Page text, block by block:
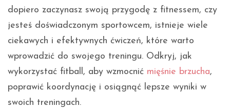
dopiero zaczynasz swoją przygodę z fitnessem, czy
jesteś doświadczonym sportowcem, istnieje wiele
ciekawych i efektywnych ćwiczeń, które warto
wprowadzić do swojego treningu. Odkryj, jak
wykorzystać fitball, aby wzmocnić mięśnie brzucha,
poprawić koordynację i osiągnąć lepsze wyniki w
swoich treningach.